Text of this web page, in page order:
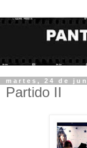
martes, 24 de
Partido II